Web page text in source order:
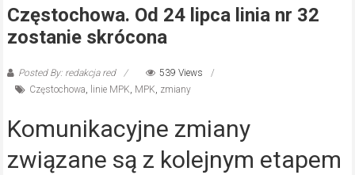
Częstochowa. Od 24 lipca linia nr 32
zostanie skrócona
Posted By: redakcja red
539 Views
Częstochowa, linie MPK, MPK, zmiany
Komunikacyjne zmiany
związane są z kolejnym etapem